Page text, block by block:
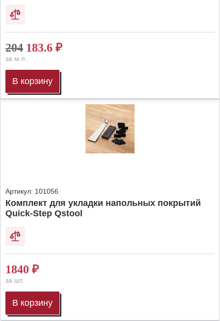
204 183.6 ₽
за м.п.
В корзину
Артикул: 101056
Комплект для укладки напольных покрытий
Quick-Step Qstool
1840 ₽
за шт.
В корзину